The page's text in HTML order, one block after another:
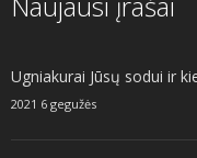
Ugniakurai Jūsų sodui ir
2021 6 gegužės